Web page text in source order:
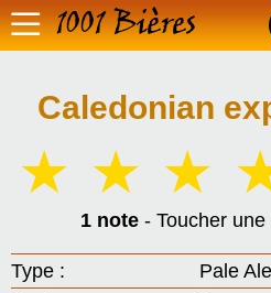
1001 Bières
Caledonian
☆
☆
☆
1 note- Toucher une
Type :
Pale Ale